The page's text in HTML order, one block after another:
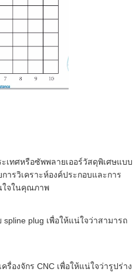
ทศหรือซัพพลายเออร์วัสดุพิเศษแบบ
ารวิเคราะห์องค์ประกอบและการ
ใจในคุณภาพ
plug เพื่อให้แน่ใจว่าสามารถ
องจักร CNC เพื่อให้แน่ใจว่ารูปร่าง